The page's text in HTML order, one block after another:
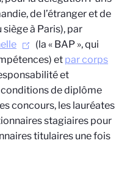
de l’étranger et de
à Paris), par
(la « BAP », qui
et par corps
et
conditions de diplôme
concours, les lauréates
stagiaires pour
titulaires une fois